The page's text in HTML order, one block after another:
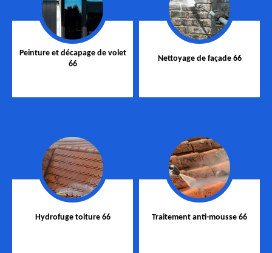
Peinture et décapage de volet
66
Nettoyage de façade 66
Hydrofuge toiture 66 Traitement anti-mousse 66